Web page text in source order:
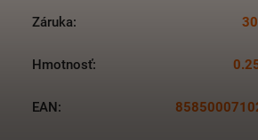
Záruka:
Hmotnosť:
EAN: